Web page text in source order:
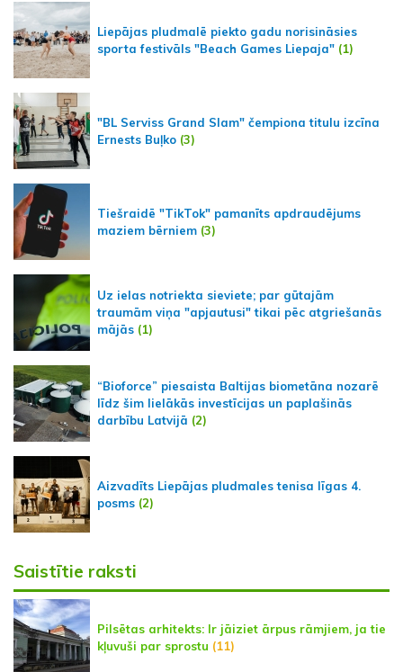
Liepājas pludmalē piekto gadu norisināsies
sporta festivāls "Beach Games Liepaja" (1)
"BL Serviss Grand Slam" čempiona titulu izcīna
Ernests Buļko (3)
Tiešraidē "TikTok" pamanīts apdraudējums
maziem bērniem (3)
Uz ielas notriekta sieviete; par gūtajām
traumām viņa "apjautusi" tikai pēc atgriešanās
mājās (1)
“Bioforce” piesaista Baltijas biometāna nozarē
līdz šim lielākās investīcijas un paplašinās
darbību Latvijā (2)
Aizvadīts Liepājas pludmales tenisa līgas 4.
posms (2)
Saistītie raksti
Pilsētas arhitekts: Ir jāiziet ārpus rāmjiem, ja tie
kļuvuši par sprostu (11)